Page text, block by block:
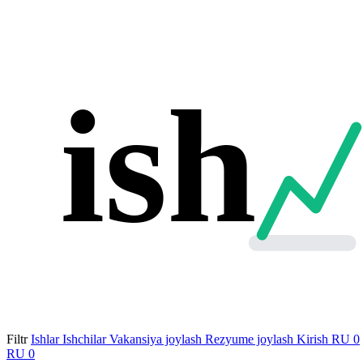
ish
Filtr Ishlar Ishchilar Vakansiya joylash Rezyume joylash Kirish RU 0
RU 0